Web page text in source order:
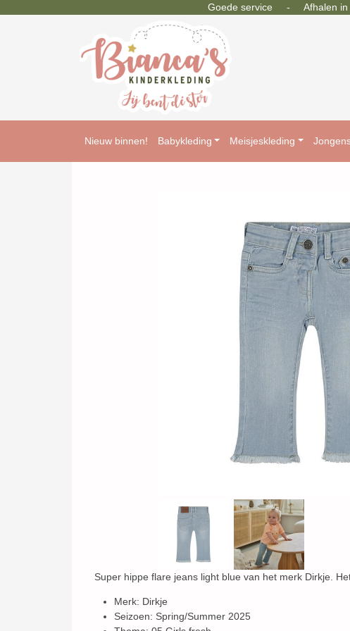
Goede service - Afhalen in
Nieuw binnen! Babykleding Meisjeskleding
Super hippe flare jeans light blue van het merk Dirkje.
Merk: Dirkje
Seizoen: Spring/Summer 2025